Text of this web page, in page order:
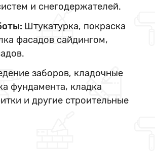
и снегодержателей.
Штукатурка, покраска
фасадов сайдингом,
заборов, кладочные
фундамента, кладка
и другие строительные